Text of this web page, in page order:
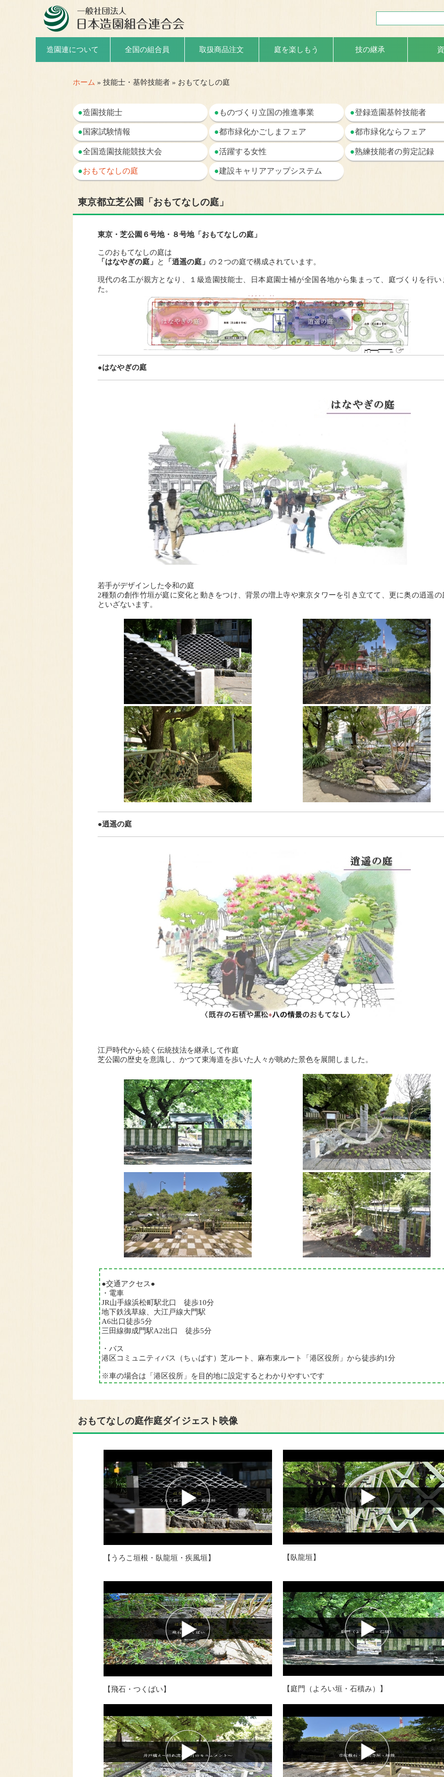
造園連について 全国の組合員 取扱商品注文 庭を楽しもう 技の継承
ホーム » 技能士・基幹技能者 » おもてなしの庭
●造園技能士 ● ものづくり立国の推進事業 ●登録造園基幹技能者
● 国家試験情報 ●都市緑化かごしまフェア ●都市緑化ならフェア
●全国造園技能競技大会 ●活躍する女性 ●熟練技能者の剪定記録
●おもてなしの庭 ●建設キャリアアップシステム
東京都立芝公園「おもてなしの庭」
東京・芝公園６号地・８号地「おもてなしの庭」
このおもてなしの庭は
「はなやぎの庭」
と 「逍遥の庭」 の２つの庭で構成されています。
現代の名工が親方となり、１級造園技能士、日本庭園士補が全国各地から集まって、庭づくりを行い
た。
●はなやぎの庭
若手がデザインした令和の庭
2種類の創作竹垣が庭に変化と動きをつけ、背景の増上寺や東京タワーを引き立てて、更に奥の逍遥の
といざないます。
●逍遥の庭
江戸時代から続く伝統技法を継承して作庭
芝公園の歴史を意識し、かつて東海道を歩いた人々が眺めた景色を展開しました。
●交通アクセス●
・電車
JR山手線浜松町駅北口 徒歩10分
地下鉄浅草線、大江戸線大門駅
A6出口徒歩5分
三田線御成門駅A2出口 徒歩5分
・バス
港区コミュニティバス（ちぃばす）芝ルート、麻布東ルート「港区役所」から徒歩約1分
※車の場合は「港区役所」を目的地に設定するとわかりやすいです
おもてなしの庭作庭ダイジェスト映像
【うろこ垣根・臥龍垣・疾風垣】 【臥龍垣】
【飛石・つくばい】 【庭門（よろい垣・石積み）】